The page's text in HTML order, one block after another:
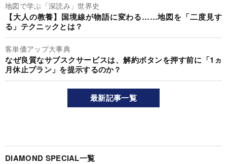
地図で学ぶ「深読み」世界史
【大人の教養】国境線が物語に変わる……地図を「二度見す
る」テクニックとは？
客単価アップ大事典
なぜ良質なサブスクサービスは、解約ボタンを押す前に「1ヵ
月休止プラン」を提示するのか？
最新記事一覧
DIAMOND SPECIAL一覧